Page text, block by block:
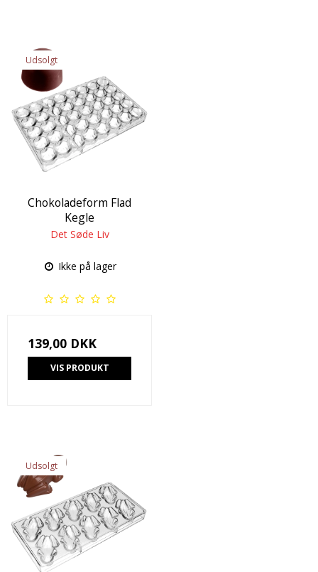
Udsolgt
Chokoladeform Flad
Kegle
Det Søde Liv
Ikke på lager
139,00 DKK
VIS PRODUKT
Udsolgt